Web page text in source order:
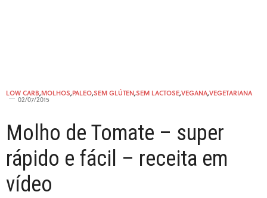
12/05/2017 ÀS 1:41 AM
KELLY - TEMPERANDO
12/05/2017 ÀS 8:15 PM
Pode sim!
LOW CARB,MOLHOS,PALEO,SEM GLÚTEN,SEM LACTOSE,VEGANA,VEGETARIANA
02/07/2015
Molho de Tomate – super
rápido e fácil – receita em
vídeo